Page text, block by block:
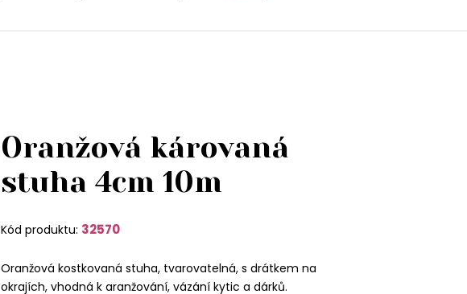
Oranžová károvaná
stuha 4cm 10m
Kód produktu: 32570
Oranžová kostkovaná stuha, tvarovatelná, s drátkem na
okrajích, vhodná k aranžování, vázání kytic a dárků.